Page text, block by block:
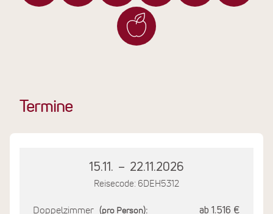
Termine
15.11. – 22.11.2026
Reisecode: 6DEH5312
Doppelzimmer (pro Person): ab 1.516 €